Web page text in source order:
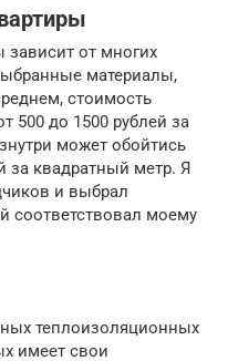
зависит от многих
материалы,
стоимость
500 до 1500 рублей за
может обойтись
за квадратный метр. Я
и выбрал
соответствовал моему
теплоизоляционных
имеет свои